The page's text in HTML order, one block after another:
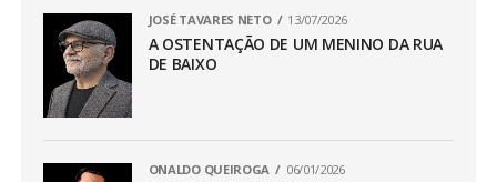
JOSÉ TAVARES NETO 13/07/2026
A OSTENTAÇÃO DE UM MENINO DA RUA
DE BAIXO
ONALDO QUEIROGA 06/01/2026